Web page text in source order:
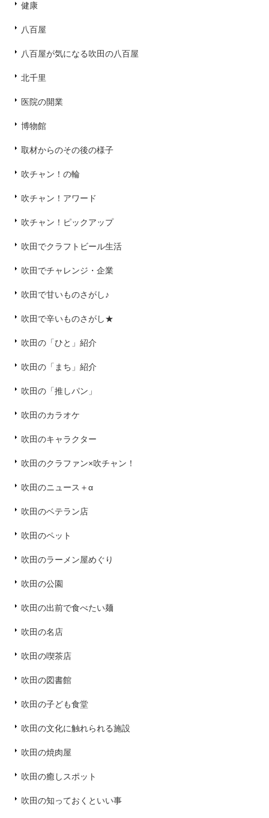
健康
八百屋
八百屋が気になる吹田の八百屋
北千里
医院の開業
博物館
取材からのその後の様子
吹チャン！の輪
吹チャン！アワード
吹チャン！ピックアップ
吹田でクラフトビール生活
吹田でチャレンジ・企業
吹田で甘いものさがし♪
吹田で辛いものさがし★
吹田の「ひと」紹介
吹田の「まち」紹介
吹田の「推しパン」
吹田のカラオケ
吹田のキャラクター
吹田のクラファン×吹チャン！
吹田のニュース＋α
吹田のベテラン店
吹田のペット
吹田のラーメン屋めぐり
吹田の公園
吹田の出前で食べたい麺
吹田の名店
吹田の喫茶店
吹田の図書館
吹田の子ども食堂
吹田の文化に触れられる施設
吹田の焼肉屋
吹田の癒しスポット
吹田の知っておくといい事